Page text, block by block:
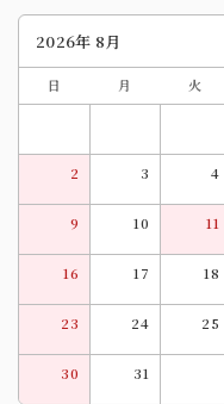
2026年 8月
日 月 火
2 3 4
9 10 11
16 17 18
23 24 25
30 31